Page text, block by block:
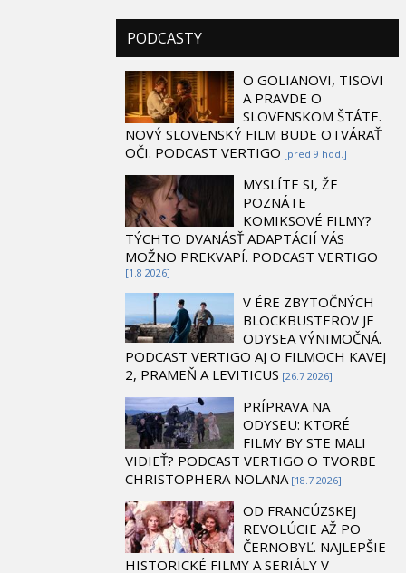
PODCASTY
O GOLIANOVI, TISOVI
A PRAVDE O
SLOVENSKOM ŠTÁTE.
NOVÝ SLOVENSKÝ FILM BUDE OTVÁRAŤ
OČI. PODCAST VERTIGO [pred 9 hod.]
MYSLÍTE SI, ŽE
POZNÁTE
KOMIKSOVÉ FILMY?
TÝCHTO DVANÁSŤ ADAPTÁCIÍ VÁS
MOŽNO PREKVAPÍ. PODCAST VERTIGO
[1.8 2026]
V ÉRE ZBYTOČNÝCH
BLOCKBUSTEROV JE
ODYSEA VÝNIMOČNÁ.
PODCAST VERTIGO AJ O FILMOCH KAVEJ
2, PRAMEŇ A LEVITICUS [26.7 2026]
PRÍPRAVA NA
ODYSEU: KTORÉ
FILMY BY STE MALI
VIDIEŤ? PODCAST VERTIGO O TVORBE
CHRISTOPHERA NOLANA [18.7 2026]
OD FRANCÚZSKEJ
REVOLÚCIE AŽ PO
ČERNOBYĽ. NAJLEPŠIE
HISTORICKÉ FILMY A SERIÁLY V